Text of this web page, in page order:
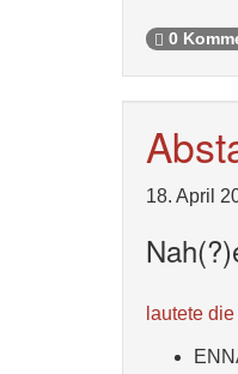
0
18. April
lautete